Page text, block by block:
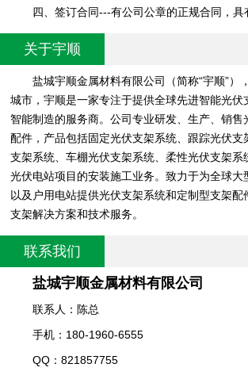
四、签订合同---有公司公章的正规合同，具
关于宇顺
盐城宇顺金属材料有限公司（简称“宇顺”）
城市，宇顺是一家专注于提供全球先进智能光伏
智能制造的服务商。公司专业研发、生产、销售
配件，产品包括固定光伏支架系统、跟踪光伏支
支架系统、车棚光伏支架系统、柔性光伏支架系
光伏电站项目的安装施工业务。致力于为全球大
以及户用电站提供光伏支架系统和定制型支架配
支架解决方案和技术服务。
联系我们
盐城宇顺金属材料有限公司
联系人：陈总
手机：180-1960-6555
QQ：821857755